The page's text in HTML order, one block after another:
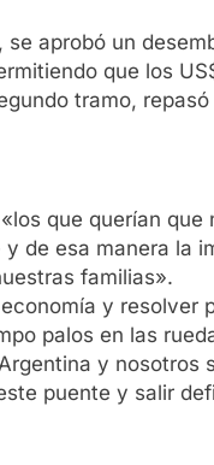
aprobó un
que los
tramo, repasó
que querían que
de esa manera la
familias».
y resolver
palos en las
y nosotros
puente y salir